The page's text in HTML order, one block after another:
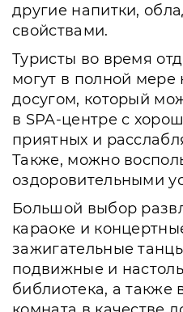
другие напитки,
свойствами.
Туристы во время
могут в полной мере
досугом, который
в SPA-центре с
приятных и
Также, можно
оздоровительными
Большой выбор
караоке и
зажигательные
подвижные и
библиотека, а также